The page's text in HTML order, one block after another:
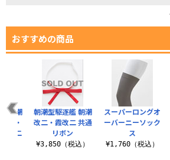
おすすめの商品
スーパーロングオ
ーバーニーソック
ス
¥1,760（税込）
朝潮
二・
改二
朝潮型駆逐艦 朝潮
改二・霞改二 共通
リボン
¥3,850（税込）